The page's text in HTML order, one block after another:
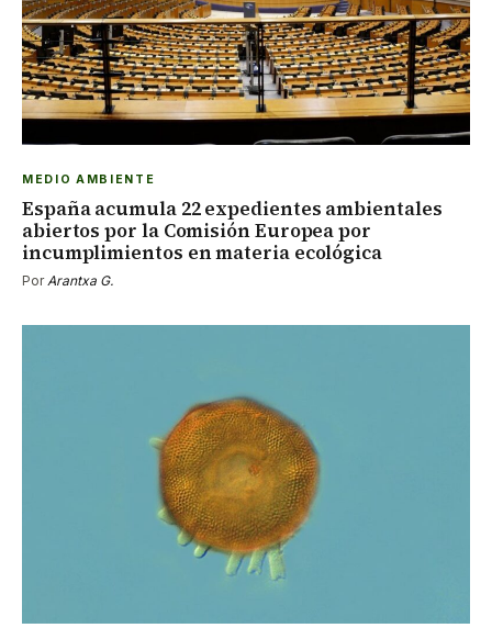
MEDIO AMBIENTE
España acumula 22 expedientes ambientales
abiertos por la Comisión Europea por
incumplimientos en materia ecológica
PorArantxa G.